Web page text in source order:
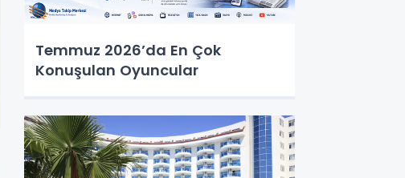
Temmuz 2026’da En Çok
Konuşulan Oyuncular